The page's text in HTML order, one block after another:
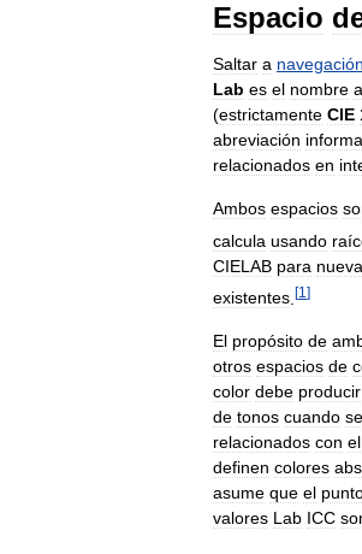
Espacio
Saltar a navegación
Lab es el nombre
(estrictamente CIE
abreviación
relacionados en
Ambos espacios
calcula usando
CIELAB para
existentes [1 ]
El propósito de
otros espacios de
color debe producir
de tonos cuando se
relacionados con el
definen colores
asume que el
valores Lab ICC